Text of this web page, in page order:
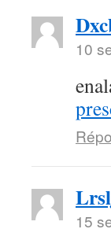
10
15